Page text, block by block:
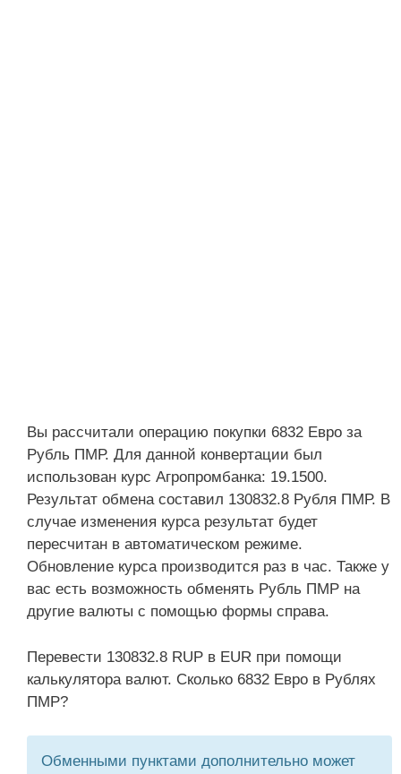
Вы рассчитали операцию покупки 6832 Евро за
Рубль ПМР. Для данной конвертации был
использован курс Агропромбанка: 19.1500.
Результат обмена составил 130832.8 Рубля ПМР. В
случае изменения курса результат будет
пересчитан в автоматическом режиме.
Обновление курса производится раз в час. Также у
вас есть возможность обменять Рубль ПМР на
другие валюты с помощью формы справа.
Перевести 130832.8 RUP в EUR при помощи
калькулятора валют. Сколько 6832 Евро в Рублях
ПМР?
Обменными пунктами дополнительно может